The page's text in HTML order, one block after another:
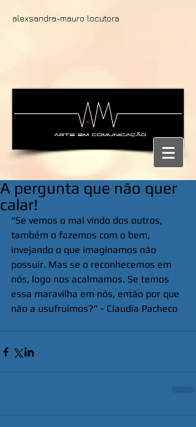
alexsandra-mauro locutora
A pergunta que não quer
calar!
“Se vemos o mal vindo dos outros,
também o fazemos com o bem,
invejando o que imaginamos não
possuir. Mas se o reconhecemos em
nós, logo nos acalmamos. Se temos
essa maravilha em nós, então por que
não a usufruímos?” - Claudia Pacheco